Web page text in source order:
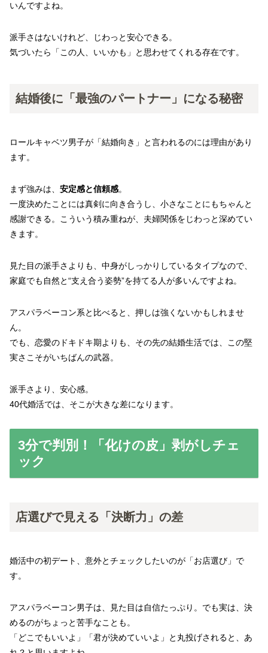
いんですよね。
派手さはないけれど、じわっと安心できる。
気づいたら「この人、いいかも」と思わせてくれる存在です。
結婚後に「最強のパートナー」になる秘密
ロールキャベツ男子が「結婚向き」と言われるのには理由があり
ます。
まず強みは、 安定感と信頼感。
一度決めたことには真剣に向き合うし、小さなことにもちゃんと
感謝できる。こういう積み重ねが、夫婦関係をじわっと深めてい
きます。
見た目の派手さよりも、中身がしっかりしているタイプなので、
家庭でも自然と“支え合う姿勢”を持てる人が多いんですよね。
アスパラベーコン系と比べると、押しは強くないかもしれませ
ん。
でも、恋愛のドキドキ期よりも、その先の結婚生活では、この堅
実さこそがいちばんの武器。
派手さより、安心感。
40代婚活では、そこが大きな差になります。
3分で判別！「化けの皮」剥がしチェ
ック
店選びで見える「決断力」の差
婚活中の初デート、意外とチェックしたいのが「お店選び」で
す。
アスパラベーコン男子は、見た目は自信たっぷり。でも実は、決
めるのがちょっと苦手なことも。
「どこでもいいよ」「君が決めていいよ」と丸投げされると、あ